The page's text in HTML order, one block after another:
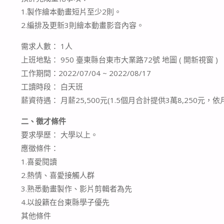
1.製作繪本動畫短片至少2則。
2.編排及更新3則繪本動畫影音內容。
需求人數： 1人
上班地點： 950 臺東縣台東市大業路72號 地圖 ( 開新視窗 )
工作期間：2022/07/04 ~ 2022/08/17
工讀時段： 白天班
薪資待遇： 月薪25,500元(1.5個月合計提供3萬8,250元，依
二、徵才條件
要求學歷： 大學以上。
應徵條件：
1.喜愛閱讀
2.熱情、喜愛接觸人群
3.熟悉動畫製作、影片剪輯者為先
4.以設籍在台東縣學子優先
其他條件